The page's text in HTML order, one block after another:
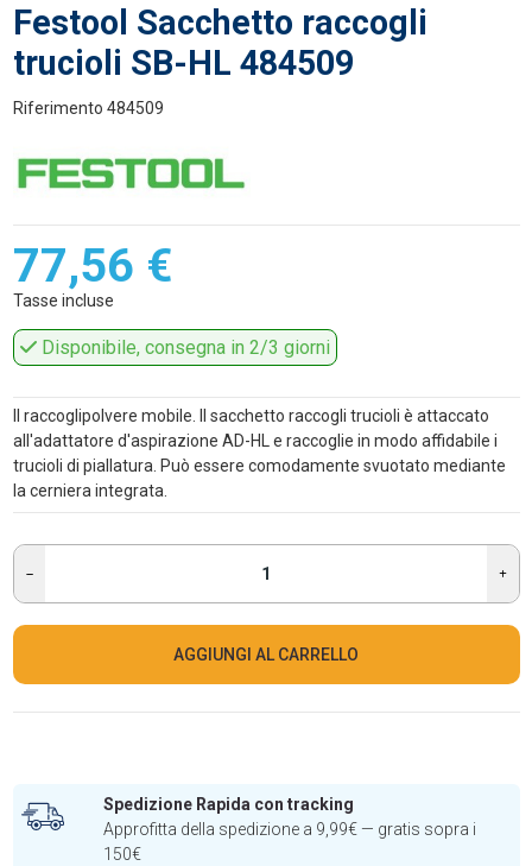
Festool Sacchetto raccogli
trucioli SB-HL 484509
Riferimento 484509
77,56 €
Tasse incluse
Disponibile, consegna in 2/3 giorni
Il raccoglipolvere mobile. Il sacchetto raccogli trucioli è attaccato
all'adattatore d'aspirazione AD-HL e raccoglie in modo affidabile i
trucioli di piallatura. Può essere comodamente svuotato mediante
la cerniera integrata.
AGGIUNGI AL CARRELLO
Spedizione Rapida con tracking
Approfitta della spedizione a 9,99€ — gratis sopra i
150€